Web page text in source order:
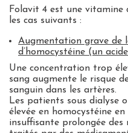
Folavit 4 est une vitamine
les cas suivants :
Augmentation grave de
d’homocystéine (un
Une concentration trop
sang augmente le risque
sanguin dans les artères.
Les patients sous dialyse
élevée en homocystéine
insuffisante prolongée